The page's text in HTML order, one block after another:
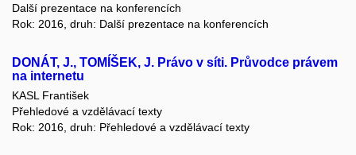
Další prezentace na konferencích
Rok: 2016, druh: Další prezentace na konferencích
DONÁT, J., TOMÍŠEK, J. Právo v síti. Průvodce právem
na internetu
KASL František
Přehledové a vzdělávací texty
Rok: 2016, druh: Přehledové a vzdělávací texty